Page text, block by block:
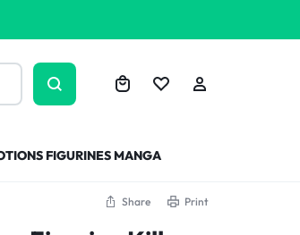
FIGURINES MANGA
Share Print